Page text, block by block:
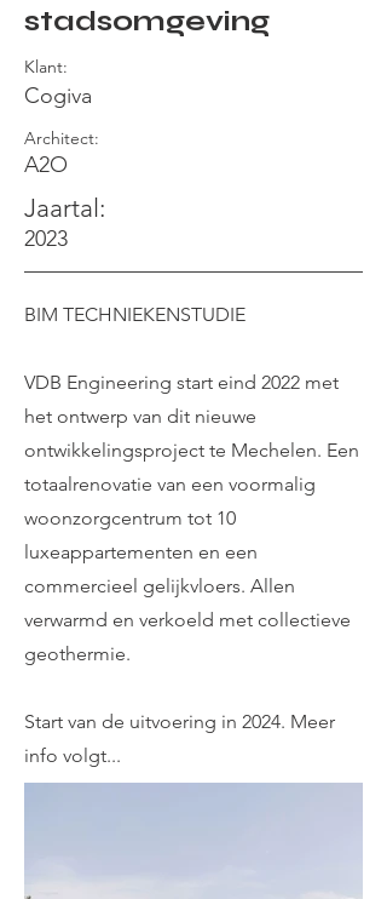
stadsomgeving
Klant:
Cogiva
Architect:
A2O
Jaartal:
2023
BIM TECHNIEKENSTUDIE
VDB Engineering start eind 2022 met
het ontwerp van dit nieuwe
ontwikkelingsproject te Mechelen. Een
totaalrenovatie van een voormalig
woonzorgcentrum tot 10
luxeappartementen en een
commercieel gelijkvloers. Allen
verwarmd en verkoeld met collectieve
geothermie.
Start van de uitvoering in 2024. Meer
info volgt...